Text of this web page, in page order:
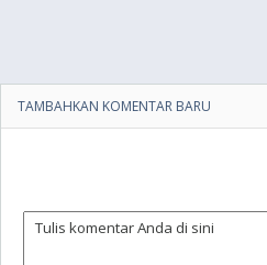
TAMBAHKAN KOMENTAR BARU